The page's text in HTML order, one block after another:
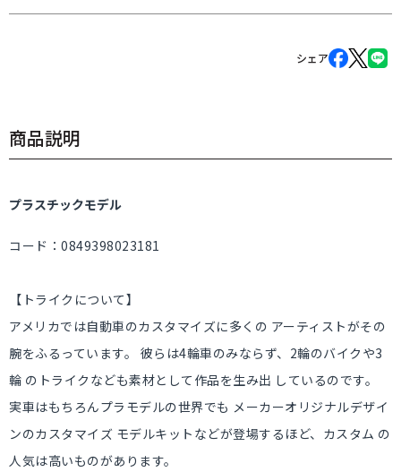
シェア
商品説明
プラスチックモデル
コード：0849398023181
【トライクについて】
アメリカでは自動車のカスタマイズに多くの アーティストがその
腕をふるっています。 彼らは4輪車のみならず、2輪のバイクや3
輪 のトライクなども素材として作品を生み出 しているのです。
実車はもちろんプラモデルの世界でも メーカーオリジナルデザイ
ンのカスタマイズ モデルキットなどが登場するほど、カスタム の
人気は高いものがあります。